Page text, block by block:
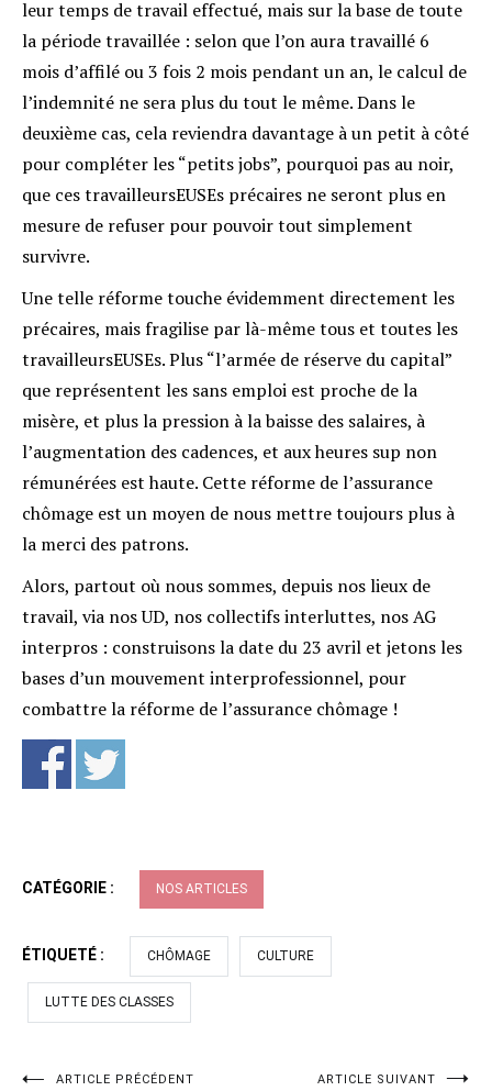
leur temps de travail effectué, mais sur la base de toute
la période travaillée : selon que l’on aura travaillé 6
mois d’affilé ou 3 fois 2 mois pendant un an, le calcul de
l’indemnité ne sera plus du tout le même. Dans le
deuxième cas, cela reviendra davantage à un petit à côté
pour compléter les “petits jobs”, pourquoi pas au noir,
que ces travailleursEUSEs précaires ne seront plus en
mesure de refuser pour pouvoir tout simplement
survivre.
Une telle réforme touche évidemment directement les
précaires, mais fragilise par là-même tous et toutes les
travailleursEUSEs. Plus “l’armée de réserve du capital”
que représentent les sans emploi est proche de la
misère, et plus la pression à la baisse des salaires, à
l’augmentation des cadences, et aux heures sup non
rémunérées est haute. Cette réforme de l’assurance
chômage est un moyen de nous mettre toujours plus à
la merci des patrons.
Alors, partout où nous sommes, depuis nos lieux de
travail, via nos UD, nos collectifs interluttes, nos AG
interpros : construisons la date du 23 avril et jetons les
bases d’un mouvement interprofessionnel, pour
combattre la réforme de l’assurance chômage !
CATÉGORIE : NOS ARTICLES
ÉTIQUETÉ : CHÔMAGE CULTURE
LUTTE DES CLASSES
ARTICLE PRÉCÉDENT ARTICLE SUIVANT